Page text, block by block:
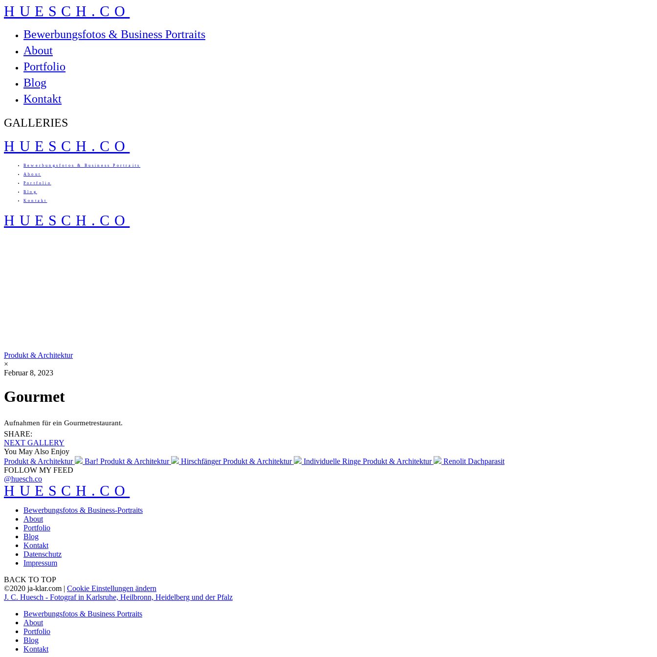
HUESCH.CO
Bewerbungsfotos & Business Portraits
About
Portfolio
Blog
Kontakt
GALLERIES
HUESCH.CO
Bewerbungsfotos & Business Portraits
About
Portfolio
Blog
Kontakt
HUESCH.CO
Produkt & Architektur
×
Februar 8, 2023
Gourmet
Aufnahmen für ein Gourmetrestaurant.
SHARE:
NEXT GALLERY
You May Also Enjoy
Produkt & Architektur
Bar! Produkt & Architektur HirschfängerProdukt & Architektur Individuelle Ringe Produkt & Architektur
Renolit Dachparasit
FOLLOW MY FEED
@huesch.co
HUESCH.CO
Bewerbungsfotos & Business-Portraits
About
Portfolio
Blog
Kontakt
Datenschutz
Impressum
BACK TO TOP
©2020 ja-klar.com | Cookie Einstellungen ändern
J. C. Huesch - Fotograf in Karlsruhe, Heilbronn, Heidelberg und der Pfalz
Bewerbungsfotos & Business Portraits
About
Portfolio
Blog
Kontakt